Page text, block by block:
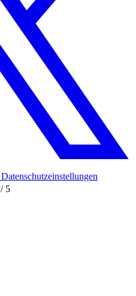
/ 5
Datenschutzeinstellungen